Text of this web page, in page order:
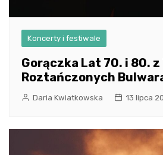
Koncerty i festiwale
Gorączka Lat 70. i 80.
Roztańczonych
Daria Kwiatkowska 13 lipca